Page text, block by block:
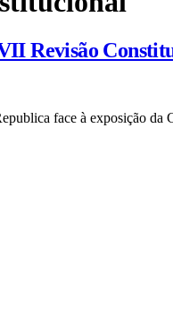
Revisão
face à exposição